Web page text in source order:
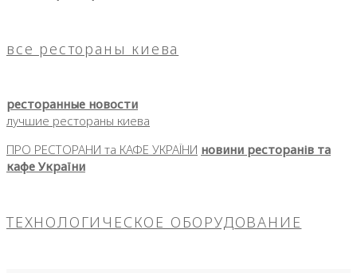
все рестораны киева
ресторанные новости
лучшие рестораны киева
ПРО РЕСТОРАНИ та КАФЕ УКРАЇНИ новини ресторанів та
кафе України
ТЕХНОЛОГИЧЕСКОЕ ОБОРУДОВАНИЕ